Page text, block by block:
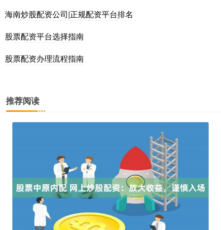
海南炒股配资公司|正规配资平台排名
股票配资平台选择指南
股票配资办理流程指南
推荐阅读